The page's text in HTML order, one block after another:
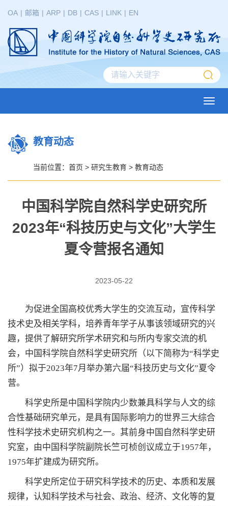
OA | 邮箱 | ARP | DB | CAS | LINK | EN
教育动态
当前位置： 首页 > 研究生教育 > 教育动态
中国科学院自然科学史研究所
2023年“科技历史与文化”大学生
夏令营报名通知
2023-05-22
为促进全国高校优秀大学生的交流互动，宣传科学
技术史及相关学科，培养青年学子从事该领域研究的兴
趣，提供了解研究所学术研究和与所内专家交流的机
会，中国科学院自然科学史研究所（以下简称为“科学史
所”）拟于2023年7月举办第六届“科技历史与文化”夏令
营。
科学史所是中国科学院内少数兼具科学与人文的综
合性基础研究单元，是具有国际影响力的世界三大综合
性科学技术史研究机构之一。其前身中国自然科学史研
究室，由中国科学院副院长竺可桢创议成立于1957年，
1975年扩建成为研究所。
科学史所定位于研究科学技术的历史、本质和发展
规律，认知科学技术与社会、政治、经济、文化等的复